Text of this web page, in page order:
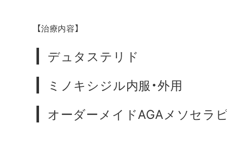
【治療内容】
デュタステリド
ミノキシジル内服・外用
オーダーメイドAGAメソセラ